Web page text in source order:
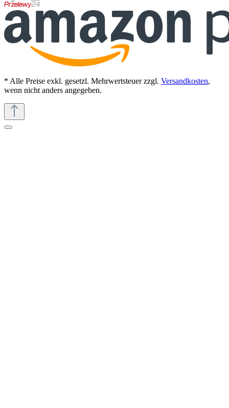
* Alle Preise exkl. gesetzl. Mehrwertsteuer zzgl. Versandkosten,
wenn nicht anders angegeben.